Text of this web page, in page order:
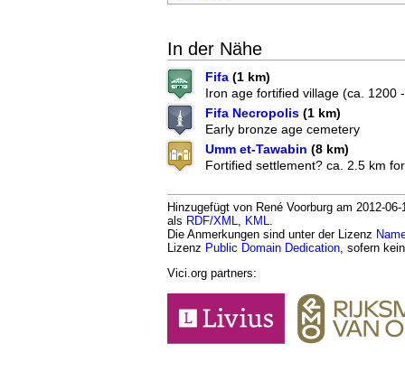
In der Nähe
Fifa (1 km)
Iron age fortified village (ca. 1200
Fifa Necropolis (1 km)
Early bronze age cemetery
Umm et-Tawabin (8 km)
Fortified settlement? ca. 2.5 km
Hinzugefügt von René Voorburg am 2012-
als RDF/XML KML
Die Anmerkungen sind unter der Lizenz
Lizenz Public Domain Dedication , sofern
Vici.org partners: